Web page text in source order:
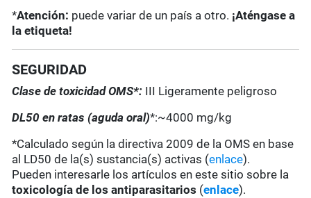
*Atención: puede variar de un país a otro. ¡Aténgase a
la etiqueta!
SEGURIDAD
Clase de toxicidad OMS*: III Ligeramente peligroso
DL50 en ratas (aguda oral)*:~4000 mg/kg
*Calculado según la directiva 2009 de la OMS en base
al LD50 de la(s) sustancia(s) activas (enlace).
Pueden interesarle los artículos en este sitio sobre la
toxicología de los antiparasitarios (enlace).